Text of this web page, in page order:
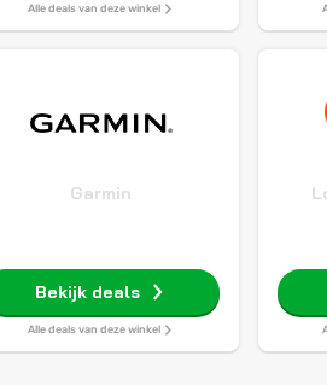
Alle deals van deze winkel
Garmin
Bekijk deals
Alle deals van deze winkel